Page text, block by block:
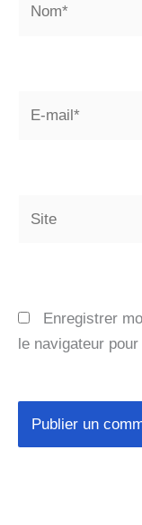
Enregistrer
le navigateur